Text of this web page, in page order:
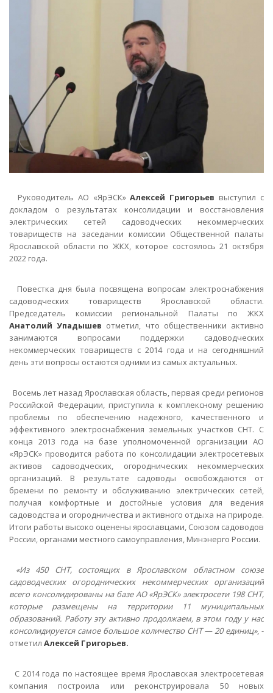
Руководитель АО «ЯрЭСК»Алексей Григорьев выступил с
докладом о результатах консолидации и восстановления
электрических сетей садоводческих некоммерческих
товариществ на заседании комиссии Общественной палаты
Ярославской области по ЖКХ, которое состоялось 21 октября
2022 года.
Повестка дня была посвящена вопросам электроснабжения
садоводческих товариществ Ярославской области.
Председатель комиссии региональной Палаты по ЖКХ
Анатолий Упадышев отметил, что общественники активно
занимаются вопросами поддержки садоводческих
некоммерческих товариществ с 2014 года и на сегодняшний
день эти вопросы остаются одними из самых актуальных.
Восемь лет назад Ярославская область, первая среди регионов
Российской Федерации, приступила к комплексному решению
проблемы по обеспечению надежного, качественного и
эффективного электроснабжения земельных участков СНТ. С
конца 2013 года на базе уполномоченной организации АО
«ЯрЭСК» проводится работа по консолидации электросетевых
активов садоводческих, огороднических некоммерческих
организаций. В результате садоводы освобождаются от
бремени по ремонту и обслуживанию электрических сетей,
получая комфортные и достойные условия для ведения
садоводства и огородничества и активного отдыха на природе.
Итоги работы высоко оценены ярославцами, Союзом садоводов
России, органами местного самоуправления, Минэнерго России.
«Из 450 СНТ, состоящих в Ярославском областном союзе
садоводческих огороднических некоммерческих организаций
всего консолидированы на базе АО «ЯрЭСК» электросети 198 СНТ,
которые размещены на территории 11 муниципальных
образований. Работу эту активно продолжаем, в этом году у нас
консолидируется самое большое количество СНТ — 20 единиц», -
отметил Алексей Григорьев.
С 2014 года по настоящее время Ярославская электросетевая
компания построила или реконструировала 50 новых